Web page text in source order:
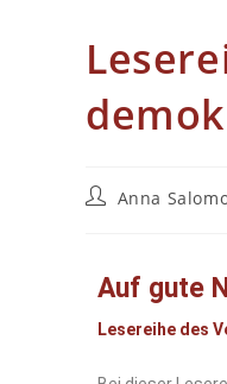
Anna
Auf gute
Lesereihe des